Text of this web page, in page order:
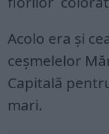
Acolo era şi
ceşmelelor
Capitală
mari.